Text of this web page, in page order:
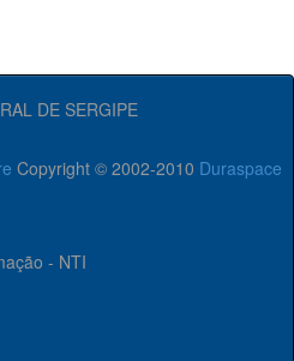
DE SERGIPE
Copyright © 2002-2010 Duraspace
- NTI